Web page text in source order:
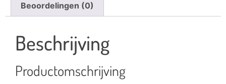
Beoordelingen (0)
Beschrijving
Productomschrijving